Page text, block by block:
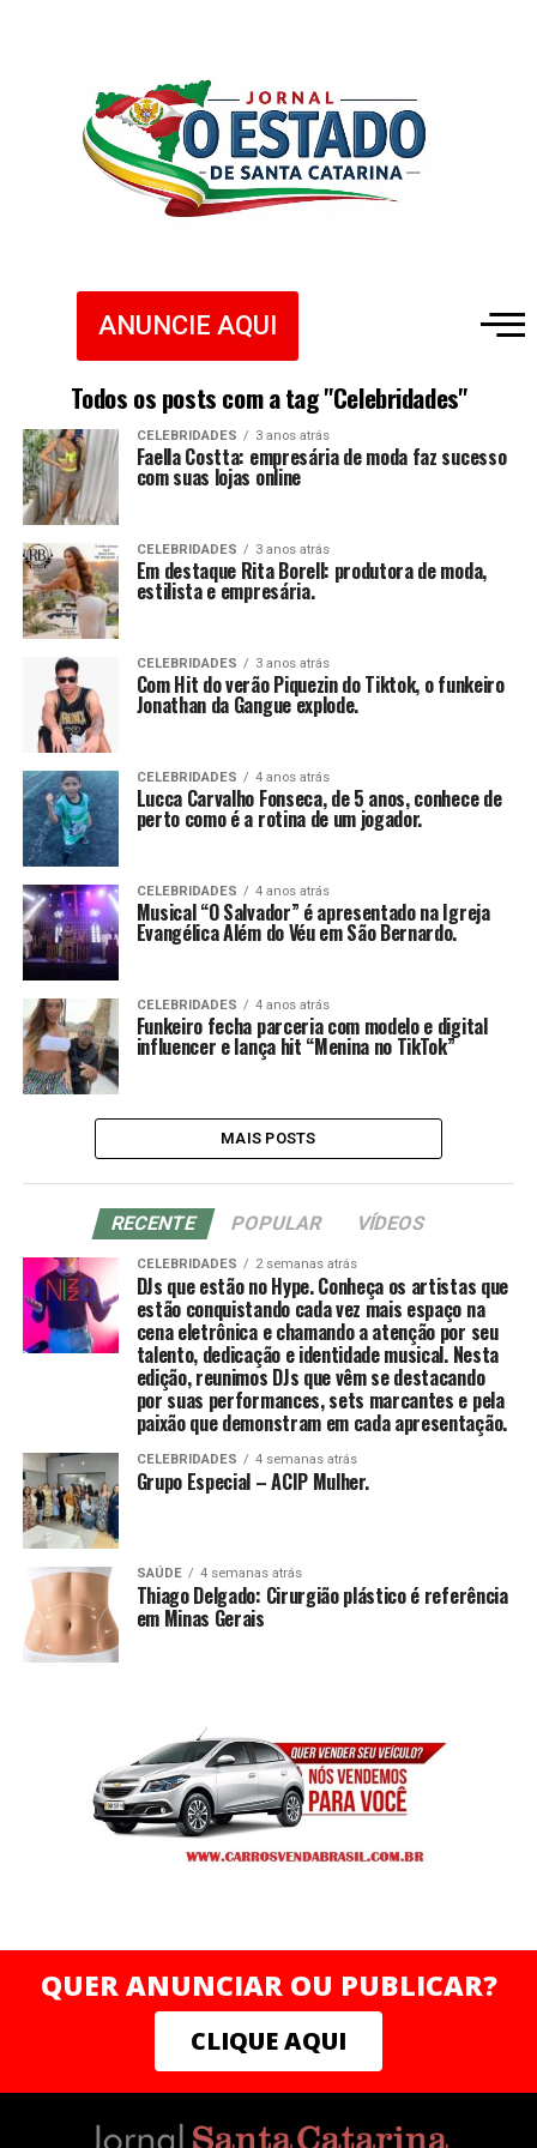
ANUNCIE AQUI
Todos os posts com a tag "Celebridades"
CELEBRIDADES 3 anos atrás
Faella Costta: empresária de moda faz sucesso
com suas lojas online
CELEBRIDADES 3 anos atrás
Em destaque Rita Borell: produtora de moda,
estilista e empresária.
CELEBRIDADES 3 anos atrás
Com Hit do verão Piquezin do Tiktok, o funkeiro
Jonathan da Gangue explode.
CELEBRIDADES 4 anos atrás
Lucca Carvalho Fonseca, de 5 anos, conhece de
perto como é a rotina de um jogador.
CELEBRIDADES 4 anos atrás
Musical “O Salvador” é apresentado na Igreja
Evangélica Além do Véu em São Bernardo.
CELEBRIDADES 4 anos atrás
Funkeiro fecha parceria com modelo e digital
influencer e lança hit “Menina no TikTok”
MAIS POSTS
RECENTE POPULAR VÍDEOS
CELEBRIDADES 2 semanas atrás
DJs que estão no Hype. Conheça os artistas que
estão conquistando cada vez mais espaço na
cena eletrônica e chamando a atenção por seu
talento, dedicação e identidade musical. Nesta
edição, reunimos DJs que vêm se destacando
por suas performances, sets marcantes e pela
paixão que demonstram em cada apresentação.
CELEBRIDADES 4 semanas atrás
Grupo Especial – ACIP Mulher.
SAÚDE 4 semanas atrás
Thiago Delgado: Cirurgião plástico é referência
em Minas Gerais
QUER ANUNCIAR OU PUBLICAR?
CLIQUE AQUI